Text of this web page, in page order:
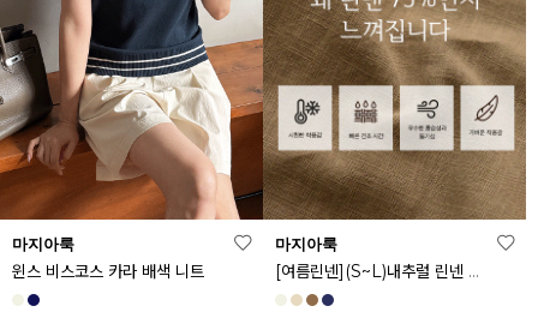
마지아룩
윈스 비스코스 카라 배색 니트
마지아룩
[여름린넨](S~L)내추럴 린넨 와이드 밴딩 팬츠